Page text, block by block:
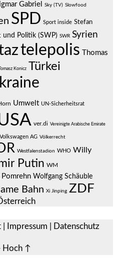
Gabriel Sky (TV) Slowfood
SPD Sport inside Stefan
Politik (SWP) SWR Syrien
telepolis
Thomas
Konicz Türkei
Umwelt UN-Sicherheitsrat
ver.di Vereinigte Arabische Emirate
Volkswagen AG Völkerrecht
Westfalenstadion WHO Willy
Putin WM
Wolfgang Schäuble
Bahn Xi Jinping ZDF
Impressum Datenschutz
Hoch ↑